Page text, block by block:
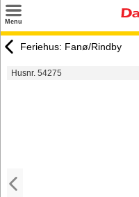
Menu
Tilbud
Feriehus: Fanø/Rindby
Husnr. 54275